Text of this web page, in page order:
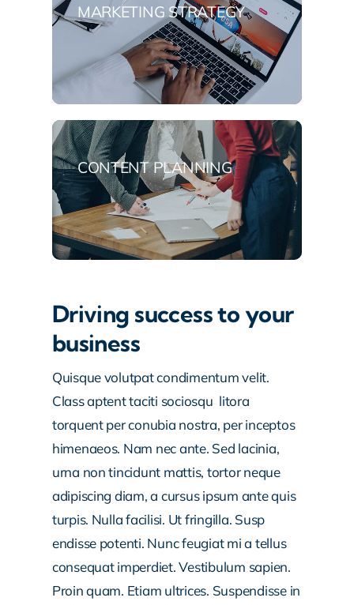
MARKETING STRATEGY
CONTENT PLANNING
Driving success to your
business
Quisque volutpat condimentum velit.
Class aptent taciti sociosqu litora
torquent per conubia nostra, per inceptos
himenaeos. Nam nec ante. Sed lacinia,
urna non tincidunt mattis, tortor neque
adipiscing diam, a cursus ipsum ante quis
turpis. Nulla facilisi. Ut fringilla. Susp
endisse potenti. Nunc feugiat mi a tellus
consequat imperdiet. Vestibulum sapien.
Proin quam. Etiam ultrices. Suspendisse in